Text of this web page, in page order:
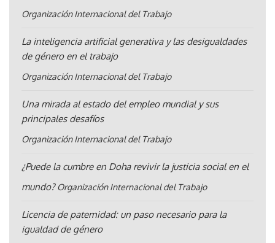
Organización Internacional del Trabajo
La inteligencia artificial generativa y las desigualdades
de género en el trabajo
Organización Internacional del Trabajo
Una mirada al estado del empleo mundial y sus
principales desafíos
Organización Internacional del Trabajo
¿Puede la cumbre en Doha revivir la justicia social en el
mundo? Organización Internacional del Trabajo
Licencia de paternidad: un paso necesario para la
igualdad de género